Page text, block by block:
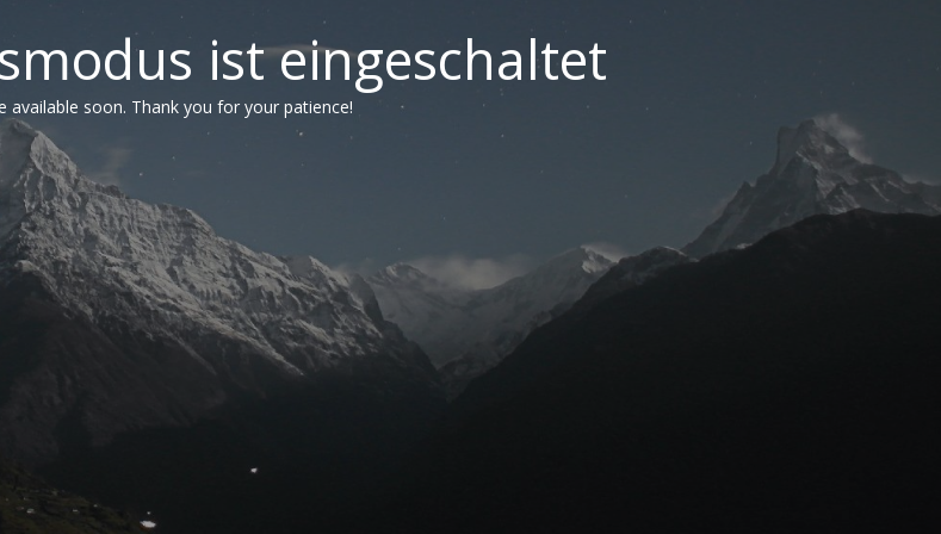
ist eingeschaltet
available soon. Thank you for your patience!